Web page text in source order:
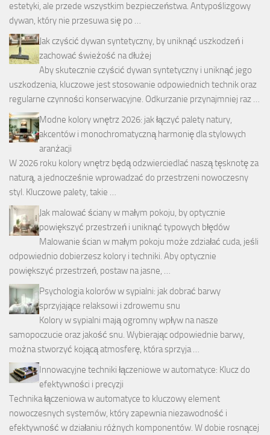
estetyki, ale przede wszystkim bezpieczeństwa. Antypoślizgowy
dywan, który nie przesuwa się po …
Jak czyścić dywan syntetyczny, by uniknąć uszkodzeń i
zachować świeżość na dłużej
Aby skutecznie czyścić dywan syntetyczny i uniknąć jego
uszkodzenia, kluczowe jest stosowanie odpowiednich technik oraz
regularne czynności konserwacyjne. Odkurzanie przynajmniej raz …
Modne kolory wnętrz 2026: jak łączyć palety natury,
akcentów i monochromatyczną harmonię dla stylowych
aranżacji
W 2026 roku kolory wnętrz będą odzwierciedlać naszą tęsknotę za
naturą, a jednocześnie wprowadzać do przestrzeni nowoczesny
styl. Kluczowe palety, takie …
Jak malować ściany w małym pokoju, by optycznie
powiększyć przestrzeń i uniknąć typowych błędów
Malowanie ścian w małym pokoju może zdziałać cuda, jeśli
odpowiednio dobierzesz kolory i techniki. Aby optycznie
powiększyć przestrzeń, postaw na jasne, …
Psychologia kolorów w sypialni: jak dobrać barwy
sprzyjające relaksowi i zdrowemu snu
Kolory w sypialni mają ogromny wpływ na nasze
samopoczucie oraz jakość snu. Wybierając odpowiednie barwy,
można stworzyć kojącą atmosferę, która sprzyja …
Innowacyjne techniki łączeniowe w automatyce: Klucz do
efektywności i precyzji
Technika łączeniowa w automatyce to kluczowy element
nowoczesnych systemów, który zapewnia niezawodność i
efektywność w działaniu różnych komponentów. W dobie rosnącej